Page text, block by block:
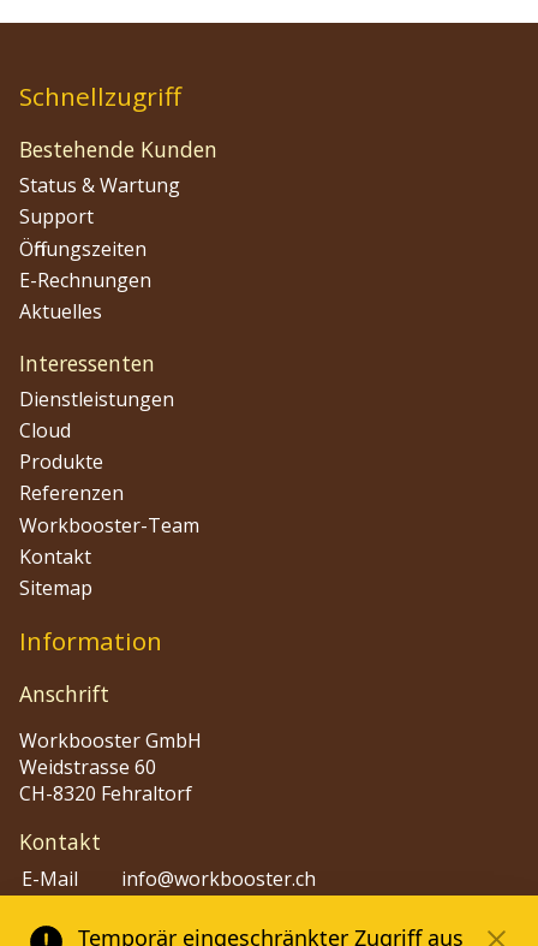
Schnellzugriff
Bestehende Kunden
Status & Wartung
Support
Öffnungszeiten
E-Rechnungen
Aktuelles
Interessenten
Dienstleistungen
Cloud
Produkte
Referenzen
Workbooster-Team
Kontakt
Sitemap
Information
Anschrift
Workbooster GmbH
Weidstrasse 60
CH-8320 Fehraltorf
Kontakt
E-Mail
info@workbooster.ch